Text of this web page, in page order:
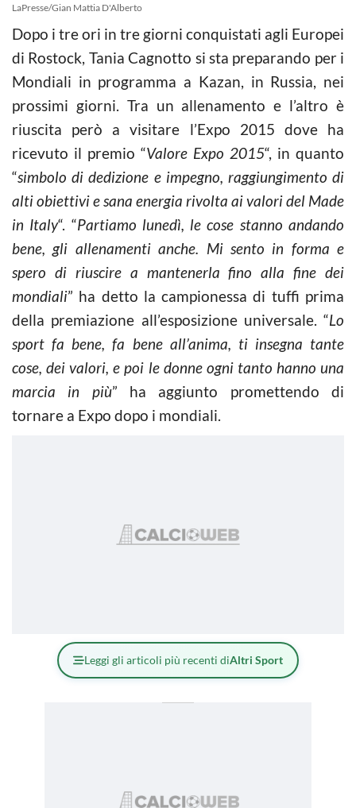
LaPresse/Gian Mattia D'Alberto
Dopo i tre ori in tre giorni conquistati agli Europei
di Rostock, Tania Cagnotto si sta preparando per i
Mondiali in programma a Kazan, in Russia, nei
prossimi giorni. Tra un allenamento e l’altro è
riuscita però a visitare l’Expo 2015 dove ha
ricevuto il premio “Valore Expo 2015“, in quanto
“simbolo di dedizione e impegno, raggiungimento di
alti obiettivi e sana energia rivolta ai valori del Made
in Italy“. “Partiamo lunedì, le cose stanno andando
bene, gli allenamenti anche. Mi sento in forma e
spero di riuscire a mantenerla fino alla fine dei
mondiali” ha detto la campionessa di tuffi prima
della premiazione all’esposizione universale. “Lo
sport fa bene, fa bene all’anima, ti insegna tante
cose, dei valori, e poi le donne ogni tanto hanno una
marcia in più” ha aggiunto promettendo di
tornare a Expo dopo i mondiali.
Leggi gli articoli più recenti diAltri Sport